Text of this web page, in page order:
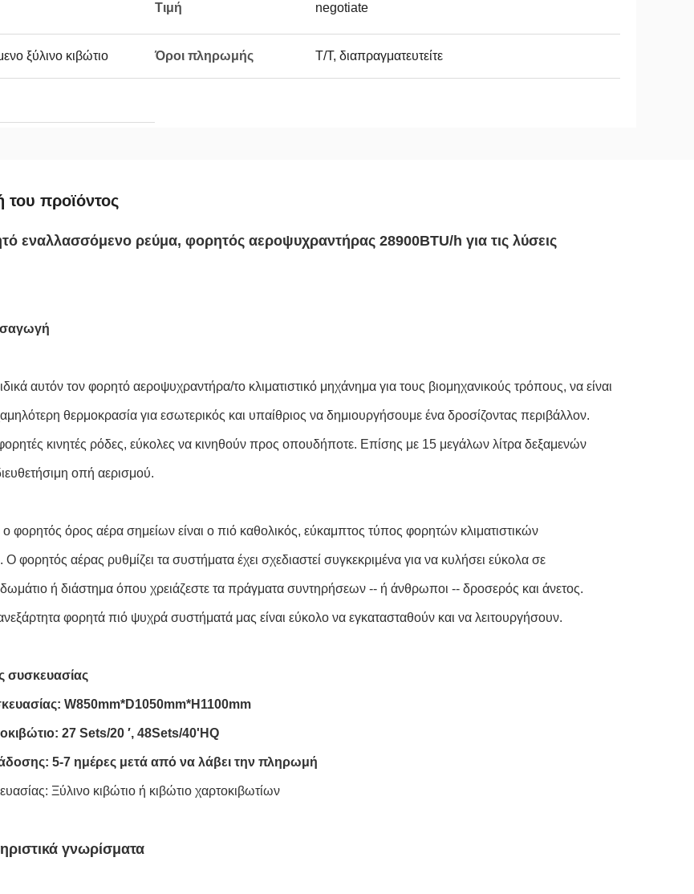
Τιμή negotiate
ξύλινο κιβώτιο Όροι πληρωμής T/T, διαπραγματευτείτε
του προϊόντος
εναλλασσόμενο ρεύμα, φορητός αεροψυχραντήρας 28900BTU/h για τις λύσεις
αυτόν τον φορητό αεροψυχραντήρα/το κλιματιστικό μηχάνημα για τους βιομηχανικούς τρόπους, να είναι
θερμοκρασία για εσωτερικός και υπαίθριος να δημιουργήσουμε ένα δροσίζοντας περιβάλλον.
φορητές κινητές ρόδες, εύκολες να κινηθούν προς οπουδήποτε. Επίσης με 15 μεγάλων λίτρα δεξαμενών
οπή αερισμού.
φορητός όρος αέρα σημείων είναι ο πιό καθολικός, εύκαμπτος τύπος φορητών κλιματιστικών
φορητός αέρας ρυθμίζει τα συστήματα έχει σχεδιαστεί συγκεκριμένα για να κυλήσει εύκολα σε
ή διάστημα όπου χρειάζεστε τα πράγματα συντηρήσεων -- ή άνθρωποι -- δροσερός και άνετος.
φορητά πιό ψυχρά συστήματά μας είναι εύκολο να εγκατασταθούν και να λειτουργήσουν.
συσκευασίας
W850mm*D1050mm*H1100mm
27 Sets/20 ′, 48Sets/40'HQ
5-7 ημέρες μετά από να λάβει την πληρωμή
Ξύλινο κιβώτιο ή κιβώτιο χαρτοκιβωτίων
γνωρίσματα